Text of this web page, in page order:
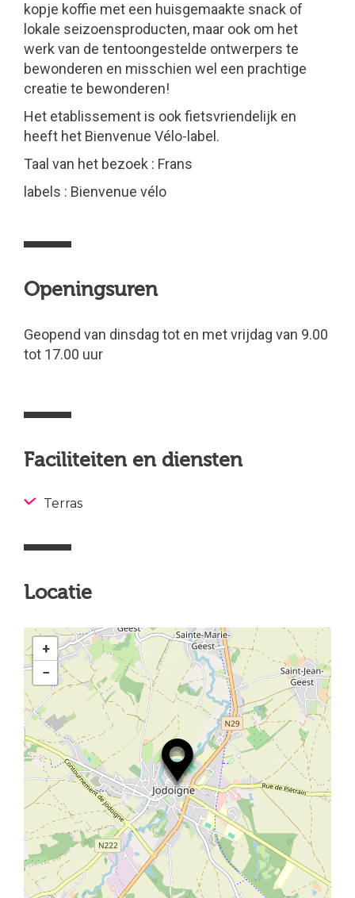
kopje koffie met een huisgemaakte snack of
lokale seizoensproducten, maar ook om het
werk van de tentoongestelde ontwerpers te
bewonderen en misschien wel een prachtige
creatie te bewonderen!
Het etablissement is ook fietsvriendelijk en
heeft het Bienvenue Vélo-label.
Taal van het bezoek : Frans
labels : Bienvenue vélo
Openingsuren
Geopend van dinsdag tot en met vrijdag van 9.00
tot 17.00 uur
Faciliteiten en diensten
Terras
Locatie
+
−